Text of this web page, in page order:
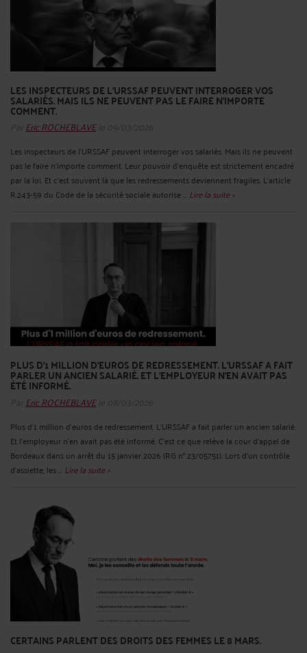
LES INSPECTEURS DE L’URSSAF PEUVENT INTERROGER VOS
SALARIÉS. MAIS ILS NE PEUVENT PAS LE FAIRE N’IMPORTE
COMMENT.
Par Eric ROCHEBLAVEle 09/03/2026
Les inspecteurs de l’URSSAF peuvent interroger vos salariés. Mais ils ne peuvent
pas le faire n’importe comment. Leur pouvoir d’enquête est strictement encadré
par la loi. Et c’est souvent là que les redressements deviennent fragiles. L’article
R.243-59 du Code de la sécurité sociale autorise ... Lire la suite >
PLUS D’1 MILLION D’EUROS DE REDRESSEMENT. L’URSSAF A FAIT
PARLER UN ANCIEN SALARIÉ. ET L’EMPLOYEUR N’EN AVAIT PAS
ÉTÉ INFORMÉ.
Par Eric ROCHEBLAVEle 08/03/2026
Plus d’1 million d’euros de redressement. L’URSSAF a fait parler un ancien salarié.
Et l’employeur n’en avait pas été informé. C'est ce que relève la cour d'appel de
Bordeaux dans un arrêt du 15 janvier 2026 (RG n° 23/05751). Lors d'un contrôle
d'assiette, les ... Lire la suite >
CERTAINS PARLENT DES DROITS DES FEMMES LE 8 MARS.